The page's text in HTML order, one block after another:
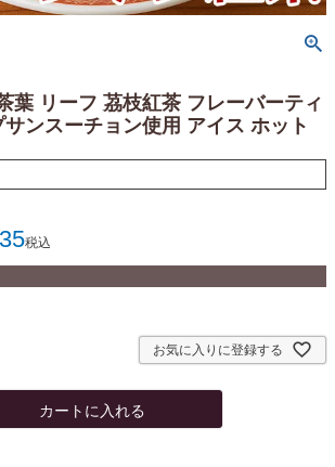
葉 リーフ 茘枝紅茶 フレーバーティ
ンスーチョン使用 アイス ホット
税込
お気に入りに登録する
カートに入れる